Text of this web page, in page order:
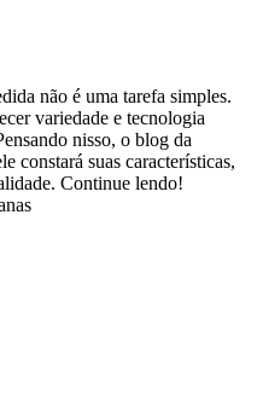
não é uma tarefa simples.
variedade e tecnologia
nisso, o blog da
constará suas características,
Continue lendo!